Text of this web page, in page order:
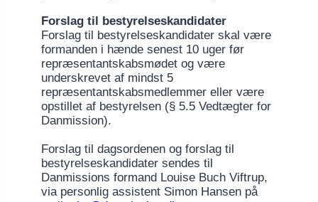
Forslag til bestyrelseskandidater
Forslag til bestyrelseskandidater skal være
formanden i hænde senest 10 uger før
repræsentantskabsmødet og være
underskrevet af mindst 5
repræsentantskabsmedlemmer eller være
opstillet af bestyrelsen (§ 5.5 Vedtægter for
Danmission).
Forslag til dagsordenen og forslag til
bestyrelseskandidater sendes til
Danmissions formand Louise Buch Viftrup,
via personlig assistent Simon Hansen på